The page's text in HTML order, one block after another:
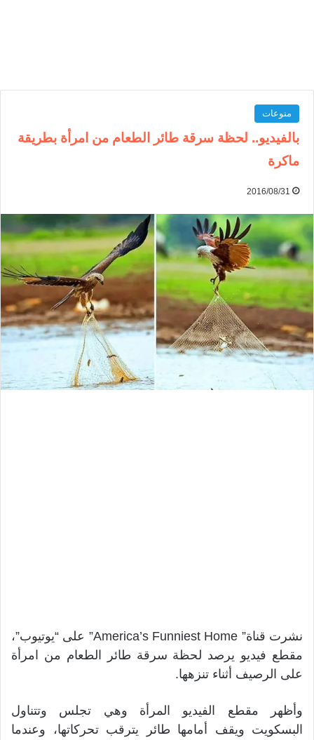
منوعات
بالفيديو.. لحظة سرقة طائر الطعام من امرأة بطريقة
ماكرة
2016/08/31
نشرت قناة” America’s Funniest Home” على “يوتيوب”،
مقطع فيديو يرصد لحظة سرقة طائر الطعام من امرأة
على الرصيف أثناء تنزهها.
وأظهر مقطع الفيديو المرأة وهي تجلس وتتناول
البسكويت ويقف أمامها طائر يترقب تحركاتها، وعندما